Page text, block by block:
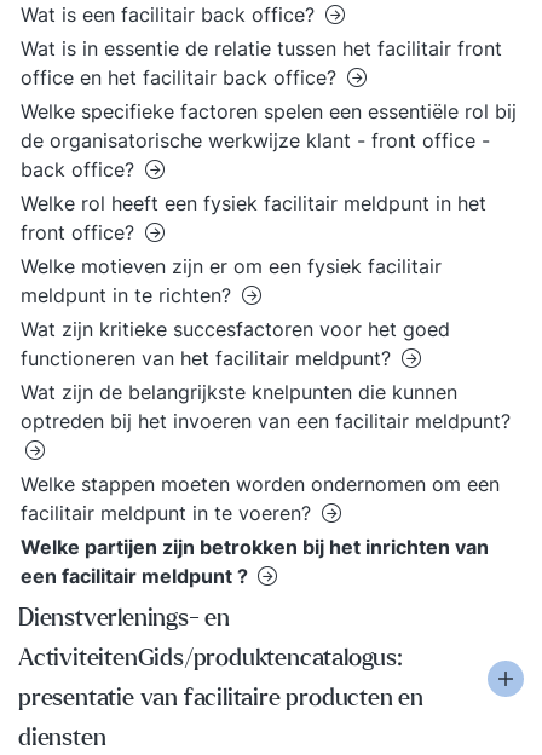
Wat is een facilitair back office?
Wat is in essentie de relatie tussen het facilitair front
office en het facilitair back office?
Welke specifieke factoren spelen een essentiële rol bij
de organisatorische werkwijze klant - front office -
back office?
Welke rol heeft een fysiek facilitair meldpunt in het
front office?
Welke motieven zijn er om een fysiek facilitair
meldpunt in te richten?
Wat zijn kritieke succesfactoren voor het goed
functioneren van het facilitair meldpunt?
Wat zijn de belangrijkste knelpunten die kunnen
optreden bij het invoeren van een facilitair meldpunt?
Welke stappen moeten worden ondernomen om een
facilitair meldpunt in te voeren?
Welke partijen zijn betrokken bij het inrichten van
een facilitair meldpunt ?
Dienstverlenings- en
ActiviteitenGids/produktencatalogus:
presentatie van facilitaire producten en
diensten